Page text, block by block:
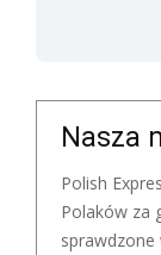
Nasza
Polish
Polaków za
sprawdzone